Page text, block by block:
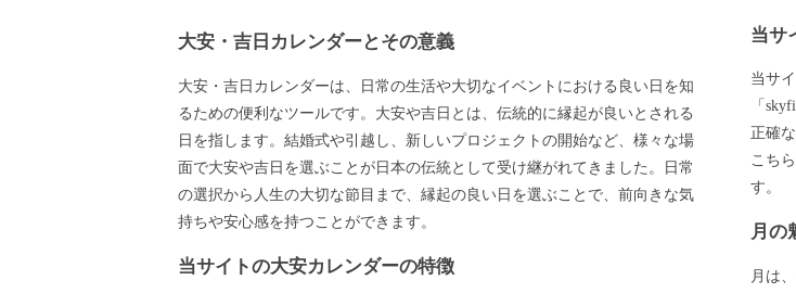
大安・吉日カレンダーとその意義
大安・吉日カレンダーは、日常の生活や大切なイベントにおける良い日を知
るための便利なツールです。大安や吉日とは、伝統的に縁起が良いとされる
日を指します。結婚式や引越し、新しいプロジェクトの開始など、様々な場
面で大安や吉日を選ぶことが日本の伝統として受け継がれてきました。日常
の選択から人生の大切な節目まで、縁起の良い日を選ぶことで、前向きな気
持ちや安心感を持つことができます。
当サイトの大安カレンダーの特徴
当サ
当サ
「
正確
こち
す。
月の
月は